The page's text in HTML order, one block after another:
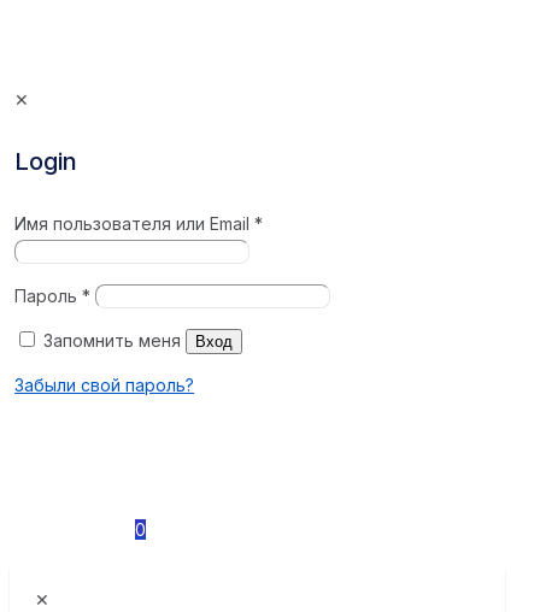
✕
Login
Имя пользователя или Email*
Пароль*
Запомнить меня Вход
Забыли свой пароль?
0
✕